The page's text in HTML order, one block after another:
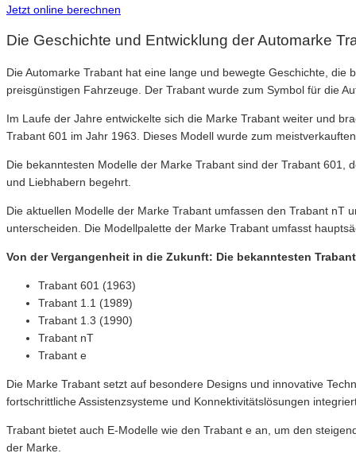
Jetzt online berechnen
Die Geschichte und Entwicklung der Automarke
Die Automarke Trabant hat eine lange und bewegte Geschichte,
preisgünstigen Fahrzeuge. Der Trabant wurde zum Symbol für die
Im Laufe der Jahre entwickelte sich die Marke Trabant weiter und
Trabant 601 im Jahr 1963. Dieses Modell wurde zum
Die bekanntesten Modelle der Marke Trabant sind der Trabant
und Liebhabern begehrt.
Die aktuellen Modelle der Marke Trabant umfassen den Trabant nT
unterscheiden. Die Modellpalette der Marke Trabant umfasst
Von der Vergangenheit in die Zukunft: Die bekanntesten
Trabant 601 (1963)
Trabant 1.1 (1989)
Trabant 1.3 (1990)
Trabant nT
Trabant e
Die Marke Trabant setzt auf besondere Designs und innovative
fortschrittliche Assistenzsysteme und Konnektivitätslösungen
Trabant bietet auch E-Modelle wie den Trabant e an, um den
der Marke.